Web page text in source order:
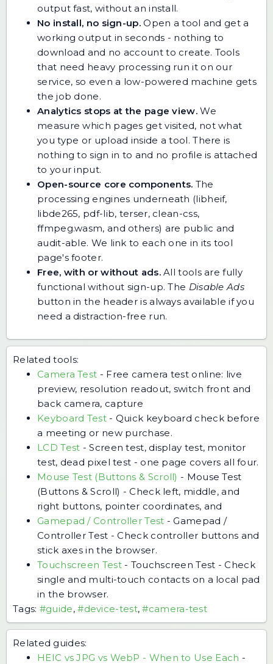
output fast, without an install.
No install, no sign-up.Open a tool and get a
working output in seconds - nothing to
download and no account to create. Tools
that need heavy processing run it on our
service, so even a low-powered machine gets
the job done.
Analytics stops at the page view.We
measure which pages get visited, not what
you type or upload inside a tool. There is
nothing to sign in to and no profile is attached
to your input.
Open-source core components. The
processing engines underneath (libheif,
libde265, pdf-lib, terser, clean-css,
ffmpeg.wasm, and others) are public and
audit-able. We link to each one in its tool
page's footer.
Free, with or without ads.All tools are fully
functional without sign-up. The Disable Ads
button in the header is always available if you
need a distraction-free run.
Related tools:
Camera Test - Free camera test online: live
preview, resolution readout, switch front and
back camera, capture
Keyboard Test- Quick keyboard check before
a meeting or new purchase.
LCD Test -Screen test, display test, monitor
test, dead pixel test - one page covers all four.
Mouse Test (Buttons & Scroll) - Mouse Test
(Buttons & Scroll) - Check left, middle, and
right buttons, pointer coordinates, and
Gamepad / Controller Test -Gamepad /
Controller Test - Check controller buttons and
stick axes in the browser.
Touchscreen Test- Touchscreen Test - Check
single and multi-touch contacts on a local pad
in the browser.
Tags: #guide,#device-test,#camera-test
Related guides:
HEIC vs JPG vs WebP - When to Use Each -